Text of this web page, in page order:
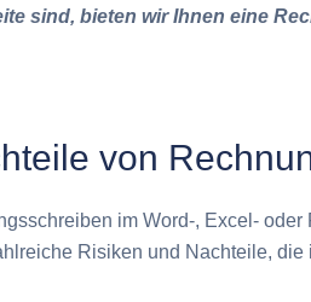
sind, bieten wir Ihnen eine
von
im Word-, Excel-
Risiken und Nachteile,